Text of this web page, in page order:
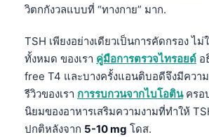
วิตกกังวลแบบที่ “ทางกาย” มาก.
TSH เพียงอย่างเดียวเป็นการคัดกรอง ไ
ทั้งหมด ของเรา คู่มือการตรวจไทรอยด์ อ
free T4 และบางครั้งแอนติบอดีจึงมีคว
รีวิวของเรา การรบกวนจากไบโอตินครอ
นิยมของอาหารเสริมความงามที่ทำให้
ปกติหลังจาก 5-10 mg โดส.